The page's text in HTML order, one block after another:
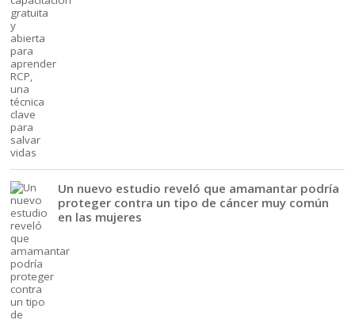
Un nuevo estudio reveló que amamantar podría
proteger contra un tipo de cáncer muy común
en las mujeres